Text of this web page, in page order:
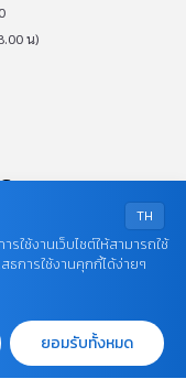
น)
TH
ใช้งานเว็บไซต์ให้สามารถใช้
การใช้งานคุกกี้ได้ง่ายๆ
ยอมรับทั้งหมด